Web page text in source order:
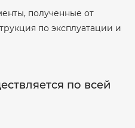
полученные от
по эксплуатации и
по всей